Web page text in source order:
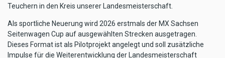
Teuchern in den Kreis unserer Landesmeisterschaft.
Als sportliche Neuerung wird 2026 erstmals der MX Sachsen
Seitenwagen Cup auf ausgewählten Strecken ausgetragen.
Dieses Format ist als Pilotprojekt angelegt und soll zusätzliche
Impulse für die Weiterentwicklung der Landesmeisterschaft